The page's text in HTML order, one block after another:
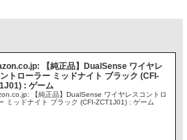
【純正品】DualSense ワイヤレ
トローラー ミッドナイト ブラック (CFI-
: ゲーム
【純正品】DualSense ワイヤレスコントロ
ミッドナイト ブラック (CFI-ZCT1J01) : ゲーム